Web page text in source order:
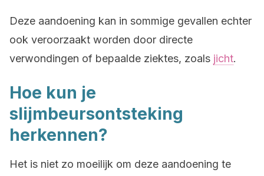
Deze aandoening kan in sommige gevallen echter
ook veroorzaakt worden door directe
verwondingen of bepaalde ziektes, zoals jicht.
Hoe kun je
slijmbeursontsteking
herkennen?
Het is niet zo moeilijk om deze aandoening te